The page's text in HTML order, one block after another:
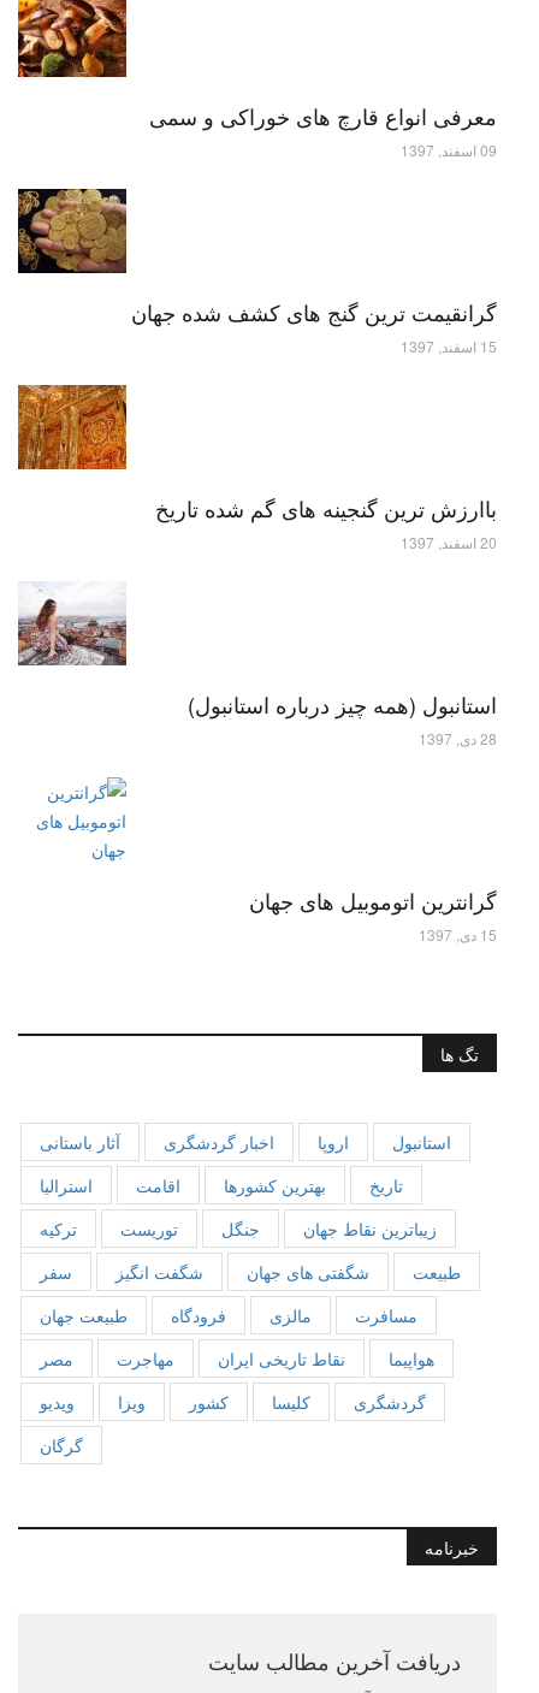
معرفی انواع قارچ های خوراکی و سمی
09 اسفند, 1397
گرانقیمت ترین گنج های کشف شده جهان
15 اسفند, 1397
باارزش ترین گنجینه های گم شده تاریخ
20 اسفند, 1397
استانبول (همه چیز درباره استانبول)
28 دی, 1397
گرانترین اتوموبیل های جهان
15 دی, 1397
تگ ها
آثار باستانی اخبار گردشگری اروپا
استانبول
استرالیا
اقامت بهترین کشورها
تاریخ
ترکیه
توریست جنگل
زیباترین نقاط جهان
سفر
شگفت انگیز شگفتی های جهان
طبیعت
طبیعت جهان
فرودگاه مالزی
مسافرت
مصر
مهاجرت نقاط تاریخی ایران
هواپیما
ویدیو
ویزا کشور کلیسا
گردشگری
گرگان
خبرنامه
دریافت آخرین مطالب سایت